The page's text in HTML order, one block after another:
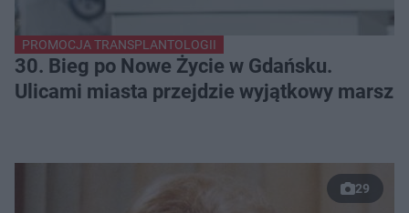
PROMOCJA TRANSPLANTOLOGII
30. Bieg po Nowe Życie w Gdańsku.
Ulicami miasta przejdzie wyjątkowy marsz
29